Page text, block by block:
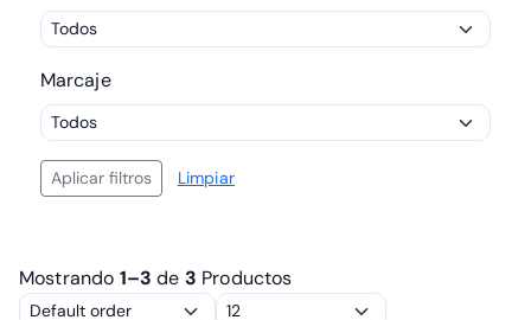
Marcaje
Aplicar filtros Limpiar
Mostrando 1–3 de 3 Productos
Ordenar por
Por página